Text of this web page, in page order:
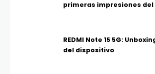
primeras impresiones
REDMI Note 15 5G:
del dispositivo